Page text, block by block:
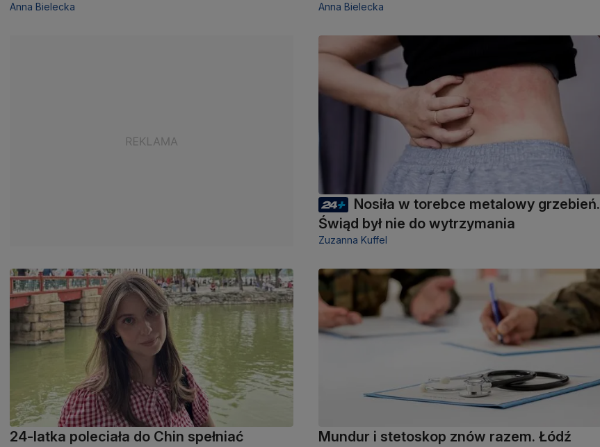
Anna Bielecka Anna Bielecka
Nosiła w torebce metalowy grzebień.
Świąd był nie do wytrzymania
Zuzanna Kuffel
24-latka poleciała do Chin spełniać
Mundur i stetoskop znów razem. Łódź